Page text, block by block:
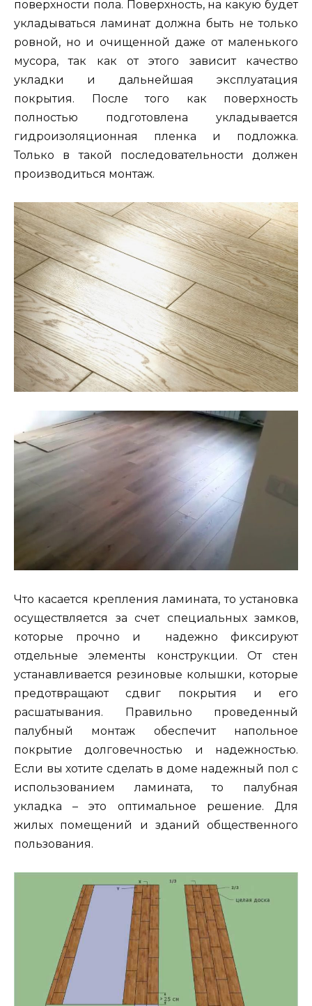
поверхности пола. Поверхность, на какую будет
укладываться ламинат должна быть не только
ровной, но и очищенной даже от маленького
мусора, так как от этого зависит качество
укладки и дальнейшая эксплуатация
покрытия. После того как поверхность
полностью подготовлена укладывается
гидроизоляционная пленка и подложка.
Только в такой последовательности должен
производиться монтаж.
Что касается крепления ламината, то установка
осуществляется за счет специальных замков,
которые прочно и надежно фиксируют
отдельные элементы конструкции. От стен
устанавливается резиновые колышки, которые
предотвращают сдвиг покрытия и его
расшатывания. Правильно проведенный
палубный монтаж обеспечит напольное
покрытие долговечностью и надежностью.
Если вы хотите сделать в доме надежный пол с
использованием ламината, то палубная
укладка – это оптимальное решение. Для
жилых помещений и зданий общественного
пользования.